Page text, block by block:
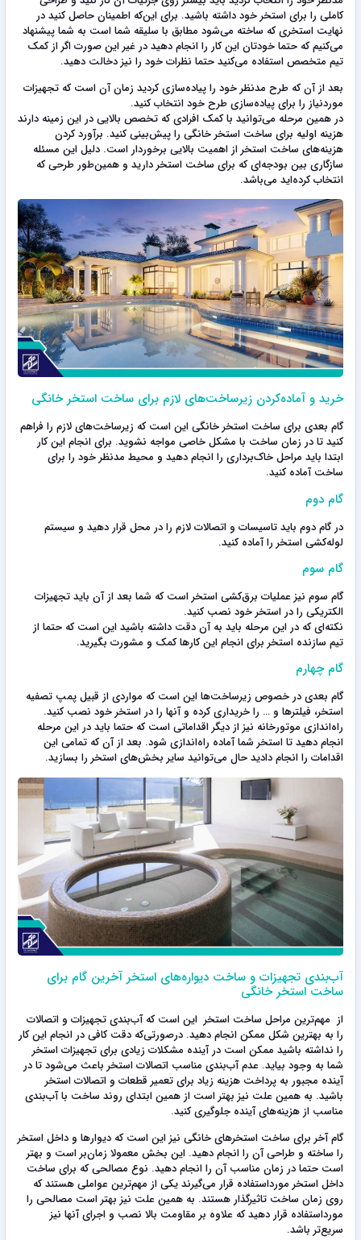
کاملی را برای استخر خود داشته باشید. برای این‌که اطمینان حاصل کنید در
نهایت استخری که ساخته می‌شود مطابق با سلیقه شما است به شما پیشنهاد
می‌کنیم که حتما خودتان این کار را انجام دهید در غیر این صورت اگر از کمک
تیم متخصص استفاده می‌کنید حتما نظرات خود را نیز دخالت دهید.
بعد از آن که طرح مدنظر خود را پیاده‌سازی کردید زمان آن است که تجهیزات
موردنیاز را برای پیاده‌سازی طرح خود انتخاب کنید.
در همین مرحله می‌توانید با کمک افرادی که تخصص بالایی در این زمینه دارند
هزینه اولیه برای ساخت استخر خانگی را پیش‌بینی کنید. برآورد کردن
هزینه‌های ساخت استخر از اهمیت بالایی برخوردار است. دلیل این مسئله
سازگاری بین بودجه‌ای که برای ساخت استخر دارید و همین‌طور طرحی که
انتخاب کرده‌اید می‌باشد.
خرید و آماده‌کردن زیرساخت‌های لازم برای ساخت استخر خانگی
گام بعدی برای ساخت استخر خانگی این است که زیرساخت‌های لازم را فراهم
کنید تا در زمان ساخت با مشکل خاصی مواجه نشوید. برای انجام این کار
ابتدا باید مراحل خاک‌برداری را انجام دهید و محیط مدنظر خود را برای
ساخت آماده کنید.
گام دوم
در گام دوم باید تاسیسات و اتصالات لازم را در محل قرار دهید و سیستم
لوله‌کشی استخر را آماده کنید.
گام سوم
گام سوم نیز عملیات برق‌کشی استخر است که شما بعد از آن باید تجهیزات
الکتریکی را در استخر خود نصب کنید.
نکته‌ای که در این مرحله باید به آن دقت داشته باشید این است که حتما از
تیم سازنده استخر برای انجام این کارها کمک و مشورت بگیرید.
گام چهارم
گام بعدی در خصوص زیرساخت‌ها این است که مواردی از قبیل پمپ تصفیه
استخر، فیلترها و … را خریداری کرده و آنها را در استخر خود نصب کنید.
راه‌اندازی موتورخانه نیز از دیگر اقداماتی است که حتما باید در این مرحله
انجام دهید تا استخر شما آماده راه‌اندازی شود. بعد از آن که تمامی این
اقدامات را انجام دادید حال می‌توانید سایر بخش‌های استخر را بسازید.
آب‌‎بندی تجهیزات و ساخت دیواره‌های استخر آخرین گام برای
ساخت استخر خانگی
از مهم‌ترین مراحل ساخت استخر این است که آب‌بندی تجهیزات و اتصالات
را به بهترین شکل ممکن انجام دهید. درصورتی‌که دقت کافی در انجام این کار
را نداشته باشید ممکن است در آینده مشکلات زیادی برای تجهیزات استخر
شما به وجود بیاید. عدم آب‌بندی مناسب اتصالات استخر باعث می‌شود تا در
آینده مجبور به پرداخت هزینه زیاد برای تعمیر قطعات و اتصالات استخر
باشید. به همین علت نیز بهتر است از همین ابتدای روند ساخت با آب‌بندی
مناسب از هزینه‌های آینده جلوگیری کنید.
گام آخر برای ساخت استخر‌های خانگی نیز این است که دیوارها و داخل استخر
را ساخته و طراحی آن را انجام دهید. این بخش معمولا زمان‌بر است و بهتر
است حتما در زمان مناسب آن را انجام دهید. نوع مصالحی که برای ساخت
داخل استخر مورداستفاده قرار می‌گیرند یکی از مهم‌ترین عواملی هستند که
روی زمان ساخت تاثیرگذار هستند. به همین علت نیز بهتر است مصالحی را
مورداستفاده قرار دهید که علاوه بر مقاومت بالا نصب و اجرای آنها نیز
سریع‌تر باشد.